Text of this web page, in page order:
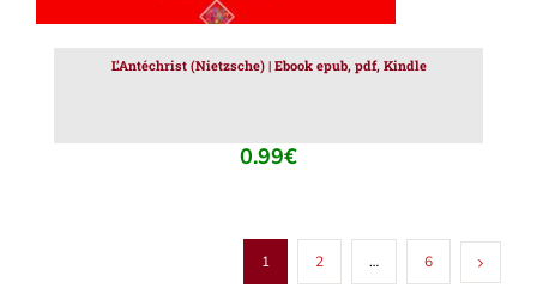
L’Antéchrist (Nietzsche) | Ebook epub, pdf, Kindle
0.99€
1 2 … 6